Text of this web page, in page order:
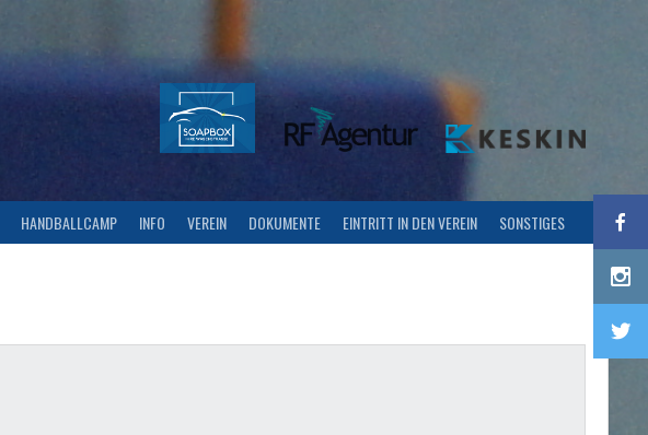
HANDBALLCAMP INFO VEREIN DOKUMENTE EINTRITT IN DEN VEREIN SONSTIGES